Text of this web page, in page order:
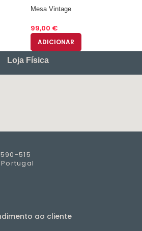
Mesa Vintage
99,00 €
ADICIONAR
Loja Física
515
ao cliente